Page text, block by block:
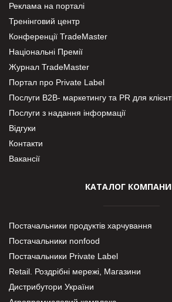
Реклама на порталі
Тренінговий центр
Конференції TradeMaster
Національні Премії
Журнал TradeMaster
Портал про Private Label
Послуги В2В- маркетингу та PR для
Послуги з надання інформації
Відгуки
Контакти
Вакансії
КАТАЛОГ
Постачальники продуктів харчування
Постачальники nonfood
Постачальники Private Label
Retail. Роздрібні мережі, Магазини
Дистрибутори України